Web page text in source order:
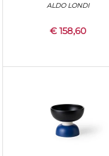
ALDO LONDI
€ 158,60